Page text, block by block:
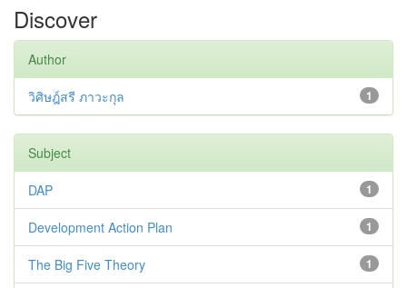
Discover
Author
1
วิศิษฎ์สรี ภาวะกุล
Subject
1
DAP
1
Development Action Plan
1
The Big Five Theory